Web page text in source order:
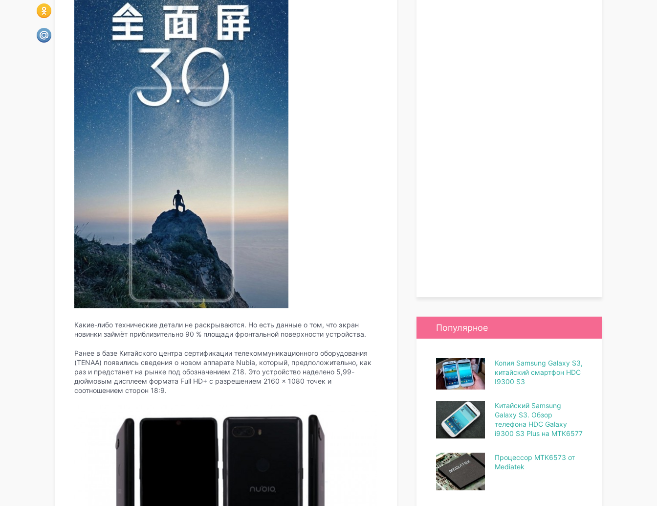
Какие-либо технические детали не раскрываются. Но есть данные о том, что экран
новинки займёт приблизительно 90 % площади фронтальной поверхности устройства.
Ранее в базе Китайского центра сертификации телекоммуникационного оборудования
(TENAA) появились сведения о новом аппарате Nubia, который, предположительно, как
раз и предстанет на рынке под обозначением Z18. Это устройство наделено 5,99-
дюймовым дисплеем формата Full HD+ с разрешением 2160 × 1080 точек и
соотношением сторон 18:9.
Популярное
Копия Samsung Galaxy S3,
китайский смартфон HDC
I9300 S3
Китайский Samsung
Galaxy S3. Обзор
телефона HDC Galaxy
i9300 S3 Plus на MTK6577
Процессор MTK6573 от
Mediatek